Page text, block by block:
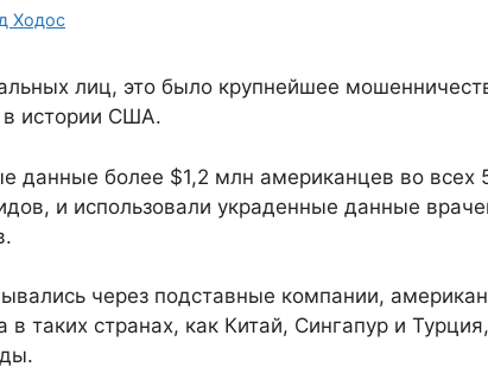
Ходос
лиц, это было крупнейшее
в истории США.
данные более $1,2 млн американцев во всех
и использовали украденные данные
через подставные компании,
в таких странах, как Китай, Сингапур и